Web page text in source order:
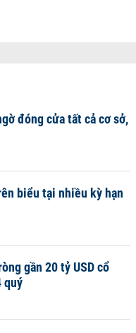
đóng cửa tất cả cơ sở,
biểu tại nhiều kỳ hạn
gần 20 tỷ USD cổ
quý